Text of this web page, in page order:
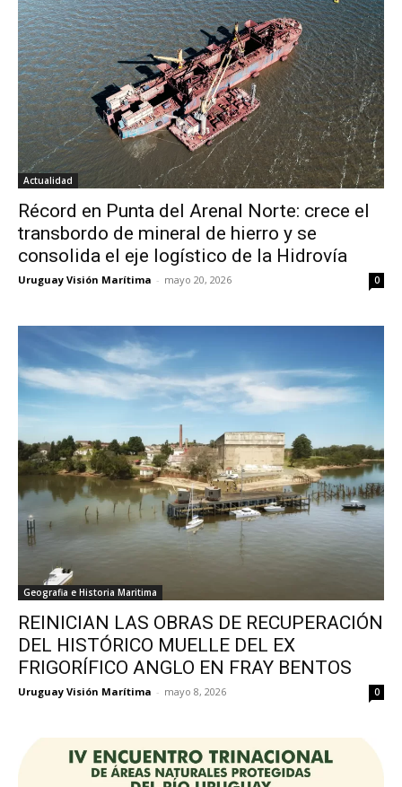
Actualidad
Récord en Punta del Arenal Norte: crece el
transbordo de mineral de hierro y se
consolida el eje logístico de la Hidrovía
Uruguay Visión Marítima - mayo 20, 2026 0
Geografia e Historia Maritima
REINICIAN LAS OBRAS DE RECUPERACIÓN
DEL HISTÓRICO MUELLE DEL EX
FRIGORÍFICO ANGLO EN FRAY BENTOS
Uruguay Visión Marítima - mayo 8, 2026 0